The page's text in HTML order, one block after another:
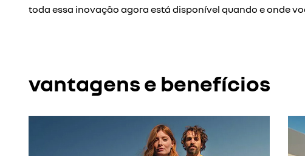
toda essa inovação agora está disponível quando e onde
vantagens e benefícios